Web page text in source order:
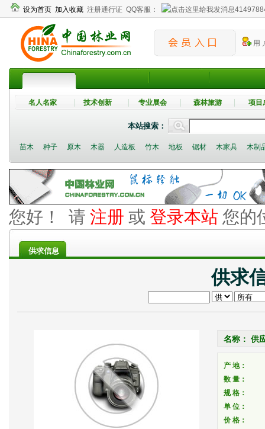
设为首页 加入收藏 注册通行证 QQ客服：
用
名人名家 技术创新 专业展会 森林旅游 项目
本站搜索：
苗木 种子 原木 木器 人造板 竹木 地板 锯材 木家具 木制
您好！ 请 注册 或 登录本站 您的
供求信息
供求
名称： 供
产 地：
数 量：
规 格：
单 位：
价 格：